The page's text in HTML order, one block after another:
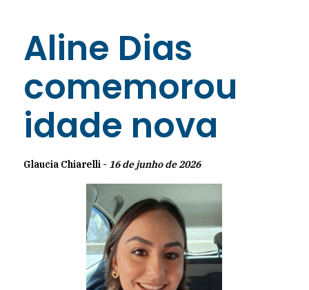
Aline Dias
comemorou
idade nova
Glaucia Chiarelli - 16 de junho de 2026